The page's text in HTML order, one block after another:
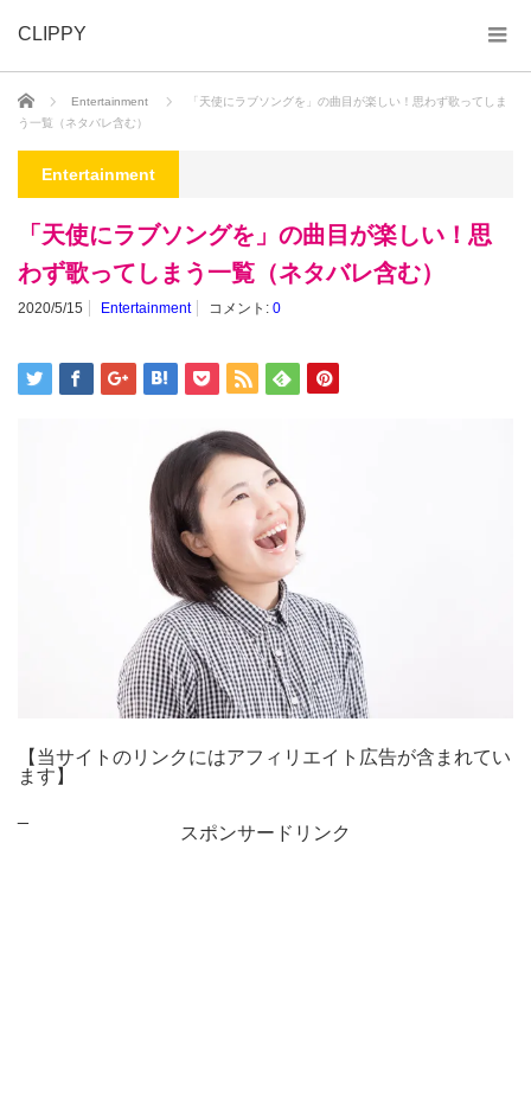
CLIPPY
ホーム Entertainment
「天使にラブソングを」の曲目が楽しい！思わず歌ってしま
う一覧（ネタバレ含む）
Entertainment
「天使にラブソングを」の曲目が楽しい！思
わず歌ってしまう一覧（ネタバレ含む）
2020/5/15 Entertainment コメント: 0
【当サイトのリンクにはアフィリエイト広告が含まれてい
ます】
スポンサードリンク